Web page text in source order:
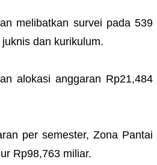
melibatkan survei pada 539
dan kurikulum.
alokasi anggaran Rp21,484
per semester, Zona Pantai
Rp98,763 miliar.